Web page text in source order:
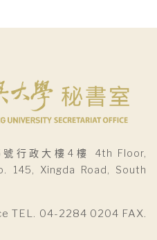
行政大樓4樓 4th Floor,
145, Xingda Road, South
04-2284 0204 FAX.